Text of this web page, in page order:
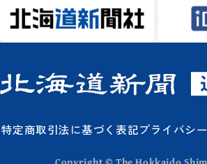
特定商取引法に基づく表記プライバシ